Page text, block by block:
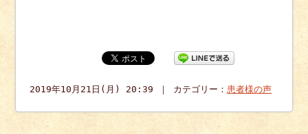
2019年10月21日(月) 20:39 ｜ カテゴリー：患者様の声